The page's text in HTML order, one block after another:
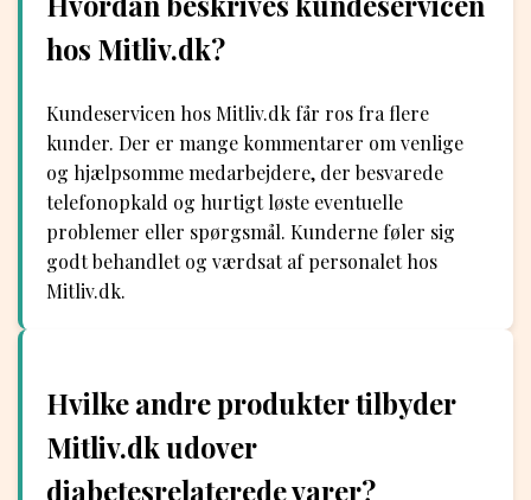
hos Mitliv.dk?
Kundeservicen hos Mitliv.dk får ros fra flere
kunder. Der er mange kommentarer om venlige
og hjælpsomme medarbejdere, der besvarede
telefonopkald og hurtigt løste eventuelle
problemer eller spørgsmål. Kunderne føler sig
godt behandlet og værdsat af personalet hos
Mitliv.dk.
Hvilke andre produkter tilbyder
Mitliv.dk udover
diabetesrelaterede varer?